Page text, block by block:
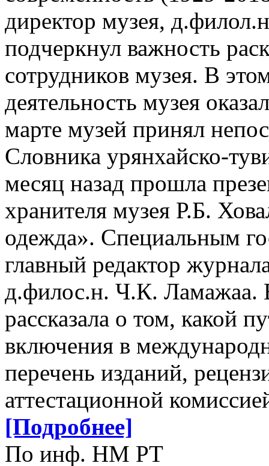
директор музея,
подчеркнул важность
сотрудников музея. В
деятельность музея
марте музей принял
Словника урянхайско-
месяц назад прошла
хранителя музея Р.Б.
одежда». Специальным
главный редактор
д.филос.н. Ч.К. Ламажаа.
рассказала о том, какой
включения в
перечень изданий,
аттестационной
[Подробнее]
По инф. НМ РТ